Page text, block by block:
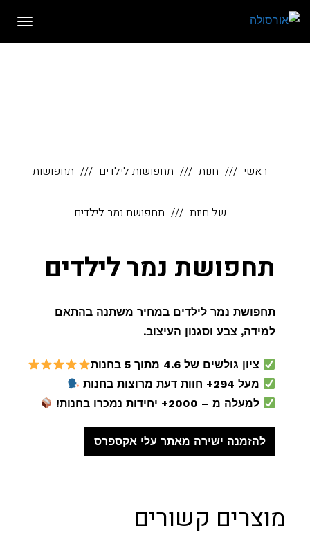
לתוכן
ראשי חנות תחפושות לילדים תחפושות
של חיות תחפושת נמר לילדים
תחפושת נמר לילדים
תחפושת נמר לילדים במחיר משתנה בהתאם
למידה, צבע וסגנון העיצוב.
ציון גולשים של 4.6 מתוך 5 בחנות
מעל 294+ חוות דעת מרוצות בחנות
למעלה מ – 2000+ יחידות נמכרו בחנות!
להזמנה ישירה מאתר עלי אקספרס
מוצרים קשורים